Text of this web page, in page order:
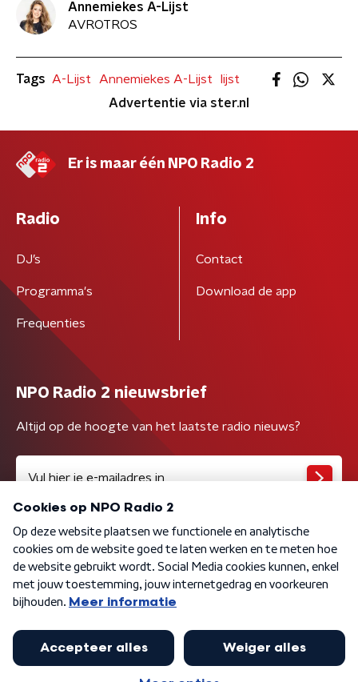
Annemiekes A-Lijst
AVROTROS
Tags A-Lijst Annemiekes A-Lijst
lijst
Advertentie via ster.nl
Er is maar één NPO Radio 2
Radio
DJ’s
Programma's
Frequenties
Info
Contact
Download de app
NPO Radio 2 nieuwsbrief
Altijd op de hoogte van het laatste radio nieuws?
Algemene voorwaarden